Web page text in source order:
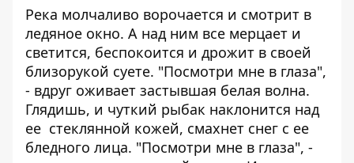
Река молчаливо ворочается и смотрит в
ледяное окно. А над ним все мерцает и
светится, беспокоится и дрожит в своей
близорукой суете. "Посмотри мне в глаза",
- вдруг оживает застывшая белая волна.
Глядишь, и чуткий рыбак наклонится над
ее стеклянной кожей, смахнет снег с ее
бледного лица. "Посмотри мне в глаза", -